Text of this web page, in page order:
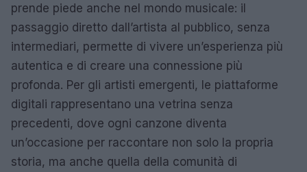
prende piede anche nel mondo musicale: il
passaggio diretto dall’artista al pubblico, senza
intermediari, permette di vivere un’esperienza più
autentica e di creare una connessione più
profonda. Per gli artisti emergenti, le piattaforme
digitali rappresentano una vetrina senza
precedenti, dove ogni canzone diventa
un’occasione per raccontare non solo la propria
storia, ma anche quella della comunità di